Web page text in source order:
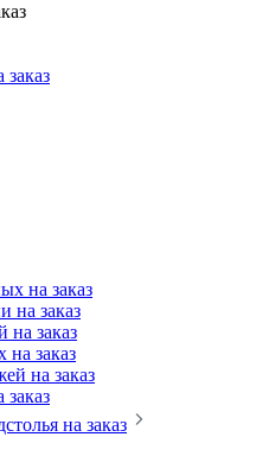
на заказ
на заказ
на заказ
на заказ
на заказ
на заказ